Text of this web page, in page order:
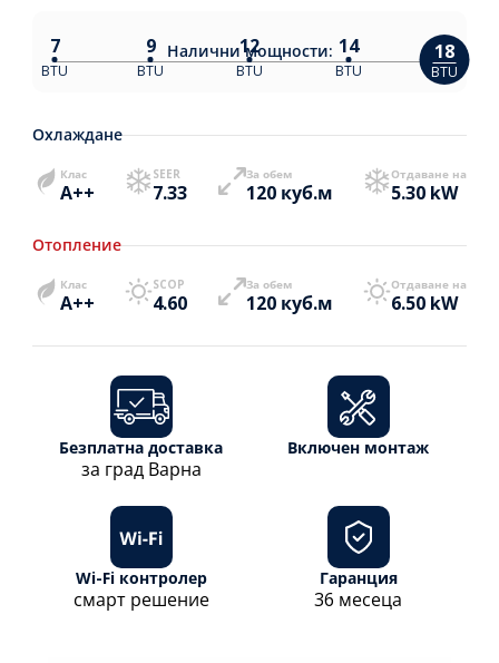
Наличнимощности:
7
BTU
9
BTU
12
BTU
14
BTU
18
BTU
Охлаждане
Клас
A++
SEER
7.33
За обем
120 куб.м
Отдаване на
5.30 kW
Отопление
Клас
A++
SCOP
4.60
За обем
120 куб.м
Отдаване на
6.50 kW
Безплатна доставка
за град Варна
Включен монтаж
Wi-Fi контролер
смарт решение
Гаранция
36 месеца